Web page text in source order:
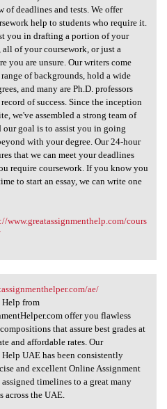
of deadlines and tests. We offer
help to students who require it.
you in drafting a portion of your
all of your coursework, or just a
you are unsure. Our writers come
of backgrounds, hold a wide
and many are Ph.D. professors
of success. Since the inception
we've assembled a strong team of
our goal is to assist you in going
with your degree. Our 24-hour
that we can meet your deadlines
require coursework. If you know you
to start an essay, we can write one
www.greatassignmenthelp.com/cours
ae/
Help from
offer you flawless
that assure best grades at
and affordable rates. Our
UAE has been consistently
and excellent Online Assignment
timelines to a great many
across the UAE.